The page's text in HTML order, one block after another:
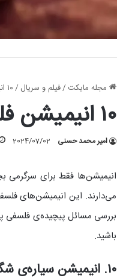
مجله مایکت /فیلم و سریال /۱۰ انیمیشن فلسفی‌ که شما را به فکر فرو می‌برند
۱۰ انیمیشن فلسفی‌ که شما را به فکر فرو می‌برند
امیر محمد حسنی 2024/07/02
‌انیمیشن‌ها فقط برای سرگرمی
می‌دارند. این انیمیشن‌های
بررسی مسائل پیچیده‌ی فلسفی
باشید.
۱۰. انیمیشن سیاره‌ی شگفت انگیز (Fantastic Planet)